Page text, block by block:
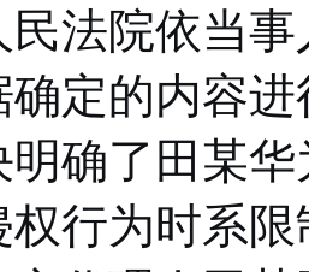
民法院依当
确定的内容
明确了田某
行为时系